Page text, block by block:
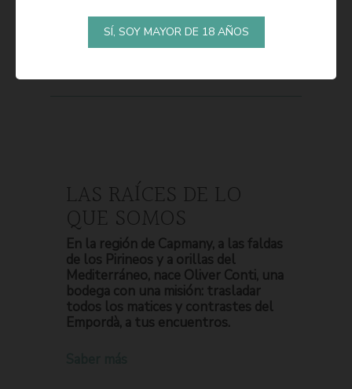
LAS RAÍCES DE LO
QUE SOMOS
En la región de Capmany, a las faldas
de los Pirineos y a orillas del
Mediterráneo, nace Oliver Conti, una
bodega con una misión: trasladar
todos los matices y contrastes del
Empordà, a tus encuentros.
SÍ, SOY MAYOR DE 18 AÑOS